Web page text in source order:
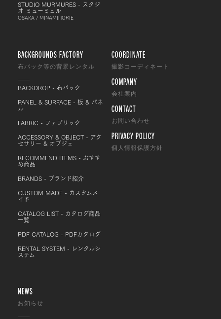
STUDIO MURMURES - スタジ
オ ミューミュル
OSAKA / MINAMIHORIE
BACKGROUNDS FACTORY
布バック等の背景レンタル
BACKDROP - 布バック
PANEL & SURFACE - 板 & パネ
ル
FABRIC - ファブリック
ACCESSORY & OBJECT - アク
セサリー & オブジェ
RECOMMEND ITEMS - おすす
め商品
BRANDS - ブランド紹介
CUSTOM MADE - カスタムメ
イド
CATALOG LIST - カタログ商品
一覧
PDF CATALOG - PDFカタログ
RENTAL SYSTEM - レンタルシ
ステム
COORDINATE
撮影コーディネート
COMPANY
会社案内
CONTACT
お問い合わせ
PRIVACY POLICY
個人情報保護方針
NEWS
お知らせ